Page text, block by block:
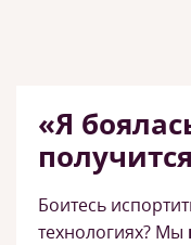
«Я
Боитесь
технологиях? Мы